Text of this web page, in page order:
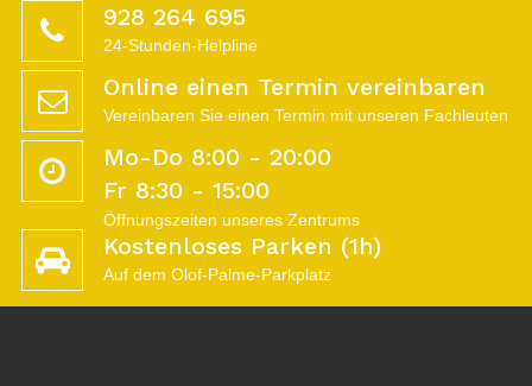
928 264 695
24-Stunden-Helpline
Online einen Termin vereinbaren
Vereinbaren Sie einen Termin mit unseren Fachleuten
Mo-Do 8:00 - 20:00
Fr 8:30 - 15:00
Öffnungszeiten unseres Zentrums
Kostenloses Parken (1h)
Auf dem Olof-Palme-Parkplatz